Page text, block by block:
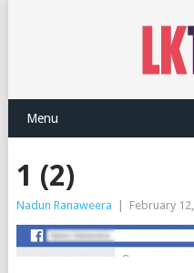
Menu
1 (2)
Nadun Ranaweera February